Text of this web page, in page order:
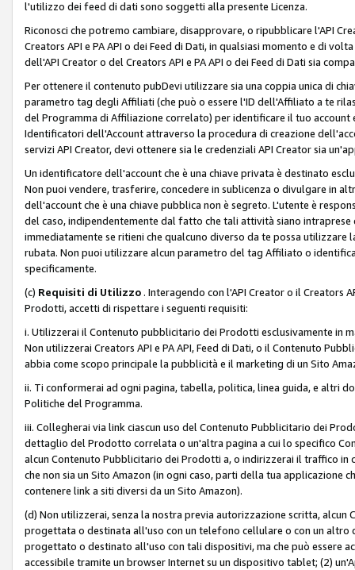
l'utilizzo dei feed di dati sono soggetti alla presente Licenza.
Riconosci che potremo cambiare, disapprovare, o ripubblicare l'API
Creators API e PA API o dei Feed di Dati, in qualsiasi momento e di
dell'API Creator o del Creators API e PA API o dei Feed di Dati sia
Per ottenere il contenuto pubDevi utilizzare sia una coppia unica di
parametro tag degli Affiliati (che può o essere l'ID dell'Affiliato a te
del Programma di Affiliazione correlato) per identificare il tuo account
Identificatori dell'Account attraverso la procedura di creazione
servizi API Creator, devi ottenere sia le credenziali API Creator sia
Un identificatore dell'account che è una chiave privata è destinato
Non puoi vendere, trasferire, concedere in sublicenza o divulgare in
dell'account che è una chiave pubblica non è segreto. L'utente è
del caso, indipendentemente dal fatto che tali attività siano
immediatamente se ritieni che qualcuno diverso da te possa
rubata. Non puoi utilizzare alcun parametro del tag Affiliato o
specificamente.
(c) Requisiti di Utilizzo . Interagendo con l'API Creator o il Creators
Prodotti, accetti di rispettare i seguenti requisiti:
i. Utilizzerai il Contenuto pubblicitario dei Prodotti esclusivamente in
Non utilizzerai Creators API e PA API, Feed di Dati, o il Contenuto
abbia come scopo principale la pubblicità e il marketing di un Sito
ii. Ti conformerai ad ogni pagina, tabella, politica, linea guida, e altri
Politiche del Programma.
iii. Collegherai via link ciascun uso del Contenuto Pubblicitario dei
dettaglio del Prodotto correlata o un'altra pagina a cui lo specifico
alcun Contenuto Pubblicitario dei Prodotti a, o indirizzerai il traffico in
che non sia un Sito Amazon (in ogni caso, parti della tua
contenere link a siti diversi da un Sito Amazon).
(d) Non utilizzerai, senza la nostra previa autorizzazione scritta,
progettata o destinata all'uso con un telefono cellulare o con un
progettato o destinato all'uso con tali dispositivi, ma che può essere
accessibile tramite un browser Internet su un dispositivo tablet; (2)